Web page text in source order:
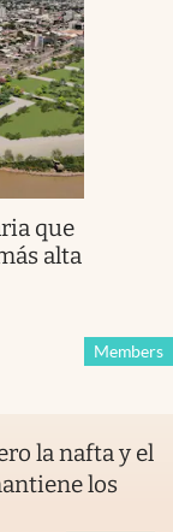
que
alta
Members
la nafta y el
los